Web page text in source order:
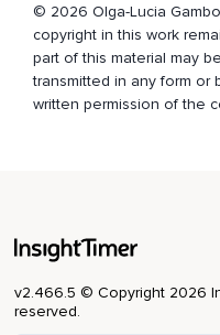
© 2026 Olga-Lucia
copyright in this work
part of this material may
transmitted in any form or
written permission of the
v2.466.5 © Copyright 2026
reserved.